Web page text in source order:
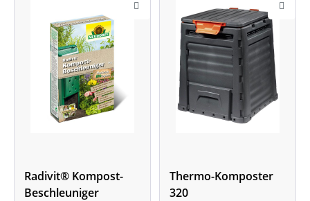
Radivit® Kompost-
Beschleuniger
Thermo-Komposter
320